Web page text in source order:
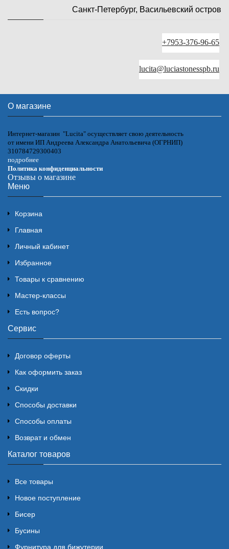
Санкт-Петербург, Васильевский остров
+7953-376-96-65
lucita@luciastonesspb.ru
О магазине
Интернет-магазин "Lucita" осуществляет свою деятельность
от имени ИП Андреева Александра Анатольевича (ОГРНИП)
310784729300403
подробнее
Политика конфиденциальности
Отзывы о магазине
Меню
Корзина
Главная
Личный кабинет
Избранное
Товары к сравнению
Мастер-классы
Есть вопрос?
Сервис
Договор оферты
Как оформить заказ
Скидки
Способы доставки
Способы оплаты
Возврат и обмен
Каталог товаров
Все товары
Новое поступление
Бисер
Бусины
Фурнитура для бижутерии